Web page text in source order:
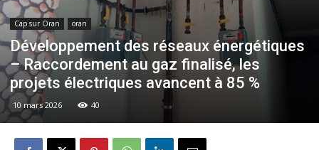
Cap sur Oran oran
Développement des réseaux énergétiques
– Raccordement au gaz finalisé, les
projets électriques avancent à 85 %
10 mars 2026 40